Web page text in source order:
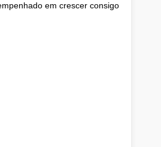
em crescer consigo